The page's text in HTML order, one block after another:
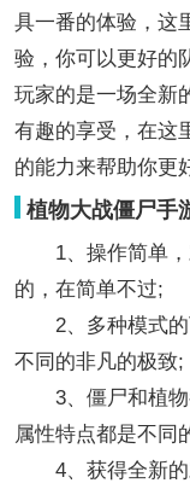
具一番的体验，这
验，你可以更好的
玩家的是一场全新
有趣的享受，在这
的能力来帮助你更
植物大战僵尸手
1、操作简单，
的，在简单不过;
2、多种模式的
不同的非凡的极致;
3、僵尸和植物
属性特点都是不同
4、获得全新的